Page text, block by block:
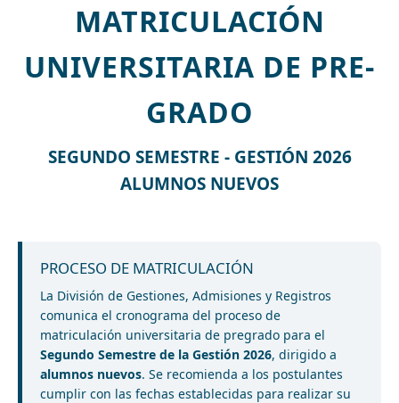
MATRICULACIÓN
UNIVERSITARIA DE PRE-
GRADO
SEGUNDO SEMESTRE - GESTIÓN 2026
ALUMNOS NUEVOS
PROCESO DE MATRICULACIÓN
La División de Gestiones, Admisiones y Registros
comunica el cronograma del proceso de
matriculación universitaria de pregrado para el
Segundo Semestre de la Gestión 2026, dirigido a
alumnos nuevos. Se recomienda a los postulantes
cumplir con las fechas establecidas para realizar su